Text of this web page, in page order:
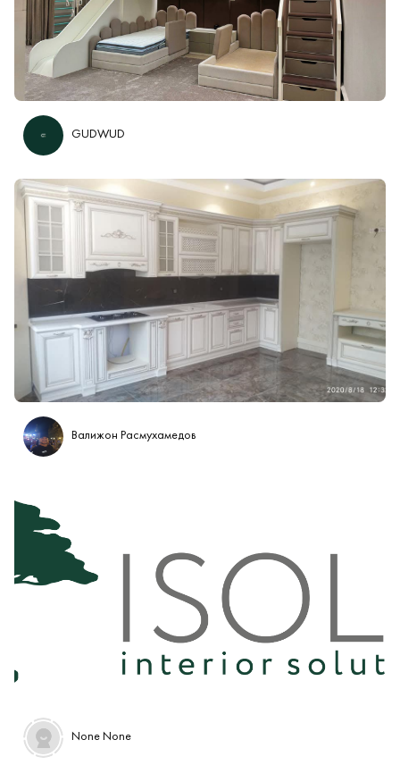
Работа #1
GUDWUD
Работа #1
Валижон Расмухамедов
None None